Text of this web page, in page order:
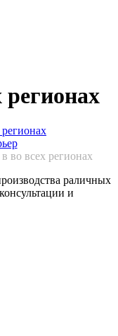
во всех регионах
раличных
и